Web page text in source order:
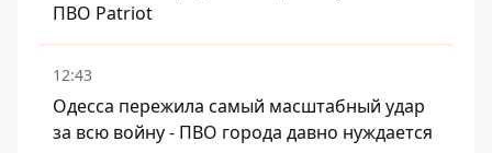
ПВО Patriot
12:43
Одесса пережила самый масштабный удар
за всю войну - ПВО города давно нуждается